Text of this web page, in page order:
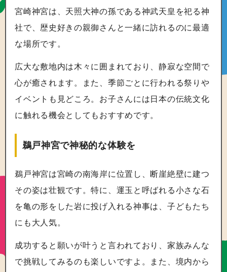
宮崎神宮は、天照大神の孫である神武天皇を祀る神
社で、歴史好きの親御さんと一緒に訪れるのに最適
な場所です。
広大な敷地内は木々に囲まれており、静寂な空間で
心が癒されます。また、季節ごとに行われる祭りや
イベントも見どころ。お子さんには日本の伝統文化
に触れる機会としてもおすすめです。
鵜戸神宮で神秘的な体験を
鵜戸神宮は宮崎の南海岸に位置し、断崖絶壁に建つ
その姿は壮観です。特に、運玉と呼ばれる小さな石
を亀の形をした岩に投げ入れる神事は、子どもたち
にも大人気。
成功すると願いが叶うと言われており、家族みんな
で挑戦してみるのも楽しいですよ。また、境内から